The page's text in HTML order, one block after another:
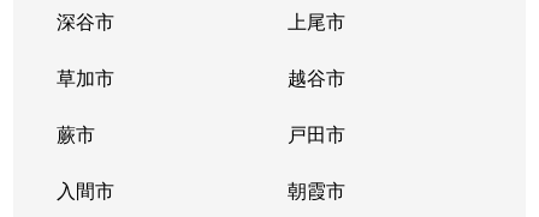
深谷市 上尾市
草加市 越谷市
蕨市 戸田市
入間市 朝霞市